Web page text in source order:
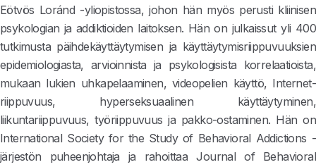
Eötvös Loránd -yliopistossa, johon hän myös perusti kliinisen
psykologian ja addiktioiden laitoksen. Hän on julkaissut yli 400
tutkimusta päihdekäyttäytymisen ja käyttäytymisriippuvuuksien
epidemiologiasta, arvioinnista ja psykologisista korrelaatioista,
mukaan lukien uhkapelaaminen, videopelien käyttö, Internet-
riippuvuus, hyperseksuaalinen käyttäytyminen,
liikuntariippuvuus, työriippuvuus ja pakko-ostaminen. Hän on
International Society for the Study of Behavioral Addictions -
järjestön puheenjohtaja ja rahoittaa Journal of Behavioral